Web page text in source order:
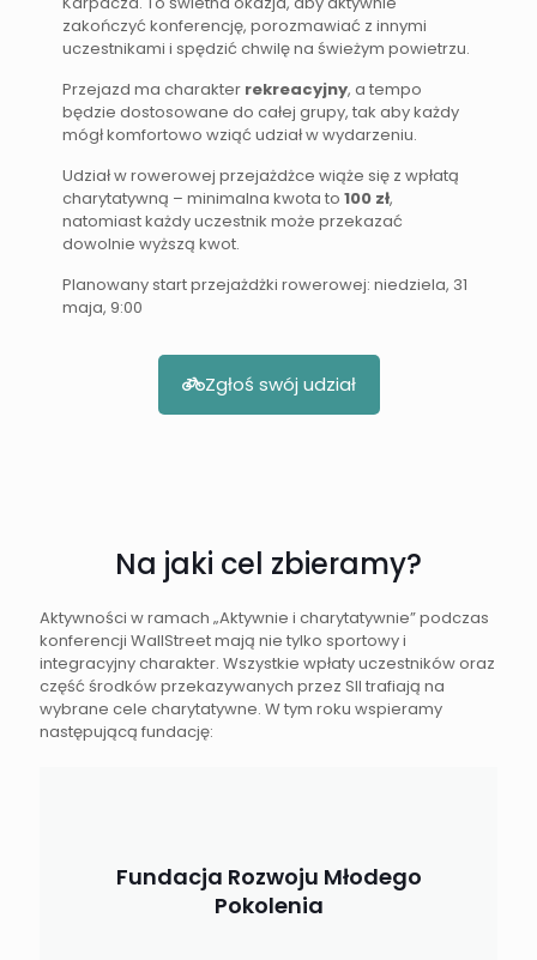
zakończyć konferencję, porozmawiać z innymi
uczestnikami i spędzić chwilę na świeżym powietrzu.
Przejazd ma charakter rekreacyjny, a tempo
będzie dostosowane do całej grupy, tak aby każdy
mógł komfortowo wziąć udział w wydarzeniu.
Udział w rowerowej przejażdżce wiąże się z wpłatą
charytatywną – minimalna kwota to100 zł,
natomiast każdy uczestnik może przekazać
dowolnie wyższą kwot.
Planowany start przejażdżki rowerowej: niedziela, 31
maja, 9:00
Zgłoś swój udział
Na jaki cel zbieramy?
Aktywności w ramach „Aktywnie i charytatywnie” podczas
konferencji WallStreet mają nie tylko sportowy i
integracyjny charakter. Wszystkie wpłaty uczestników oraz
część środków przekazywanych przez SII trafiają na
wybrane cele charytatywne. W tym roku wspieramy
następującą fundację:
Fundacja Rozwoju Młodego
Pokolenia